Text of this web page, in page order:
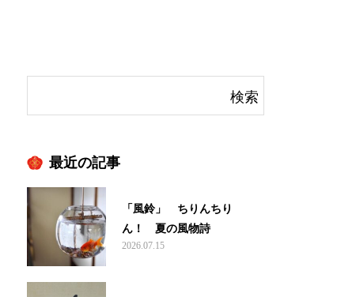
最近の記事
「風鈴」 ちりんちり
ん！ 夏の風物詩
2026.07.15